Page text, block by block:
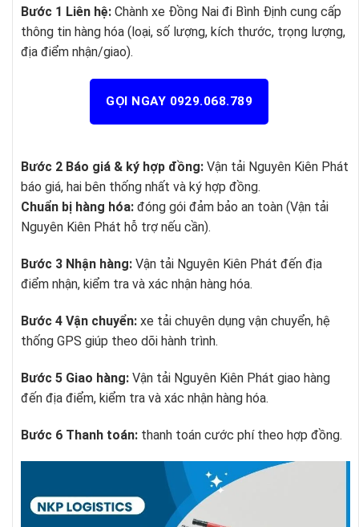
Bước 1 Liên hệ: Chành xe Đồng Nai đi Bình Định cung cấp
thông tin hàng hóa (loại, số lượng, kích thước, trọng lượng,
địa điểm nhận/giao).
GỌI NGAY 0929.068.789
Bước 2 Báo giá & ký hợp đồng: Vận tải Nguyên Kiên Phát
báo giá, hai bên thống nhất và ký hợp đồng.
Chuẩn bị hàng hóa: đóng gói đảm bảo an toàn (Vận tải
Nguyên Kiên Phát hỗ trợ nếu cần).
Bước 3 Nhận hàng: Vận tải Nguyên Kiên Phát đến địa
điểm nhận, kiểm tra và xác nhận hàng hóa.
Bước 4 Vận chuyển: xe tải chuyên dụng vận chuyển, hệ
thống GPS giúp theo dõi hành trình.
Bước 5 Giao hàng: Vận tải Nguyên Kiên Phát giao hàng
đến địa điểm, kiểm tra và xác nhận hàng hóa.
Bước 6 Thanh toán: thanh toán cước phí theo hợp đồng.